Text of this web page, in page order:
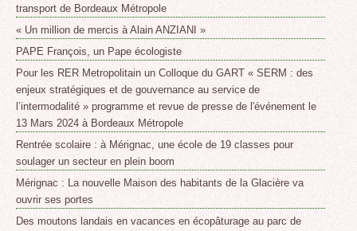
transport de Bordeaux Métropole
« Un million de mercis à Alain ANZIANI »
PAPE François, un Pape écologiste
Pour les RER Metropolitain un Colloque du GART « SERM : des
enjeux stratégiques et de gouvernance au service de
l’intermodalité » programme et revue de presse de l'événement le
13 Mars 2024 à Bordeaux Métropole
Rentrée scolaire : à Mérignac, une école de 19 classes pour
soulager un secteur en plein boom
Mérignac : La nouvelle Maison des habitants de la Glacière va
ouvrir ses portes
Des moutons landais en vacances en écopâturage au parc de